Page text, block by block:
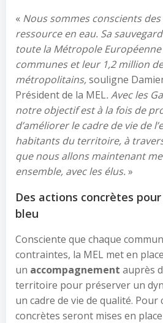
« Nous sommes conscients
ressource en eau. Sa
toute la Métropole
communes et leur 1,2 million
métropolitains,souligne
Président de la MEL. Avec les
notre objectif est à la fois de
d’améliorer le cadre de vie de
habitants du territoire, à
que nous allons maintenant
ensemble, avec les élus. »
Des actions concrètes
bleu
Consciente que chaque
contraintes, la MEL met en place
un accompagnement auprès
territoire pour préserver un
un cadre de vie de qualité. Pour
concrètes seront mises en place